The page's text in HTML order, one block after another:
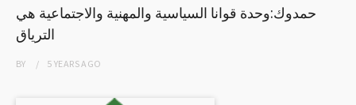
حمدوك:وحدة قوانا السياسية والمهنية والاجتماعية هي
الترياق
BY 5 YEARSAGO